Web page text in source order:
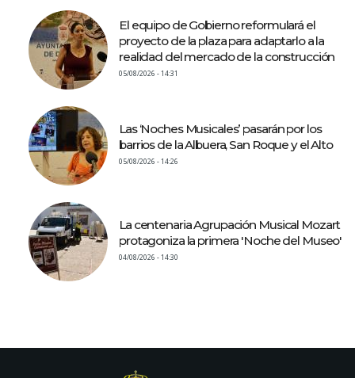
El equipo de Gobierno reformulará el
proyecto de la plaza para adaptarlo a la
realidad del mercado de la construcción
05/08/2026 - 14:31
Las ‘Noches Musicales’ pasarán por los
barrios de la Albuera, San Roque y el Alto
05/08/2026 - 14:26
La centenaria Agrupación Musical Mozart
protagoniza la primera 'Noche del Museo'
04/08/2026 - 14:30